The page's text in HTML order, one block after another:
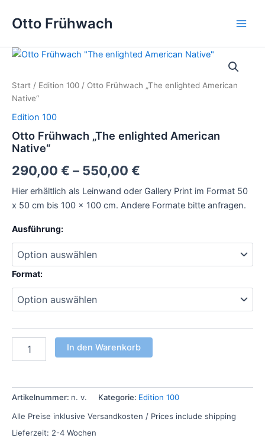
InhaltOtto Frühwach
Start / Edition 100 / Otto Frühwach „The enlighted American
Native“
Edition 100
Otto Frühwach „The enlighted American
Native“
290,00 € – 550,00 €
Hier erhältlich als Leinwand oder Gallery Print im Format 50
x 50 cm bis 100 x 100 cm. Andere Formate bitte anfragen.
Ausführung:
Format:
Otto
enlighted
American
Native"
Menge
In den Warenkorb
Artikelnummer: n. v. Kategorie: Edition 100
Alle Preise inklusive Versandkosten / Prices include shipping
Lieferzeit: 2-4 Wochen